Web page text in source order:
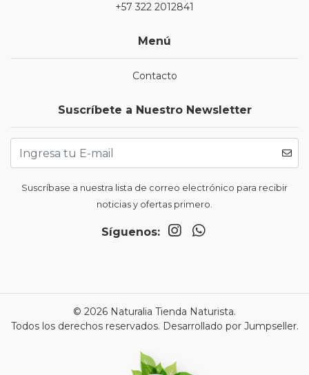
+57 322 2012841
Menú
Contacto
Suscríbete a Nuestro Newsletter
Suscríbase a nuestra lista de correo electrónico para recibir
noticias y ofertas primero.
Síguenos:
© 2026 Naturalia Tienda Naturista.
Todos los derechos reservados. Desarrollado por Jumpseller.